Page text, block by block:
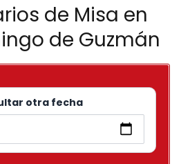
de Misa en
de Guzmán
otra fecha